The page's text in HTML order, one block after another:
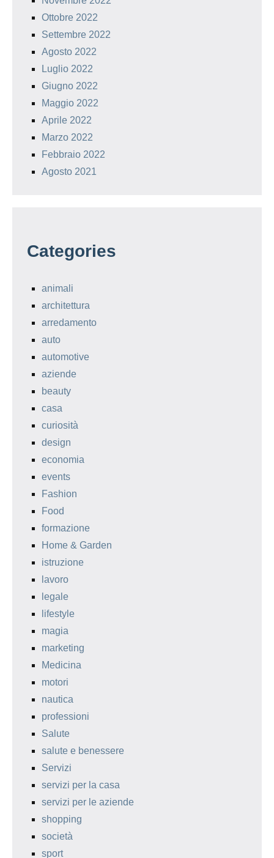
Ottobre 2022
Settembre 2022
Agosto 2022
Luglio 2022
Giugno 2022
Maggio 2022
Aprile 2022
Marzo 2022
Febbraio 2022
Agosto 2021
Categories
animali
architettura
arredamento
auto
automotive
aziende
beauty
casa
curiosità
design
economia
events
Fashion
Food
formazione
Home & Garden
istruzione
lavoro
legale
lifestyle
magia
marketing
Medicina
motori
nautica
professioni
Salute
salute e benessere
Servizi
servizi per la casa
servizi per le aziende
shopping
società
sport